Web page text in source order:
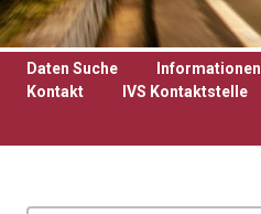
Daten Suche Informationen
Kontakt
IVS Kontaktstelle